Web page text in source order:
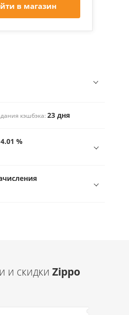
в магазин
кэшбэка: 23 дня
%
и скидки Zippo